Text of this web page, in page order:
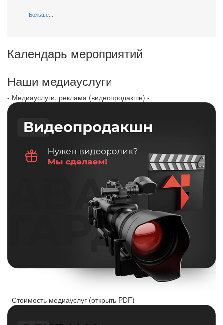
Больше...
Календарь мероприятий
Наши медиауслуги
- Медиауслуги, реклама (видеопродакшн) -
- Стоимость медиауслуг (открыть PDF) -